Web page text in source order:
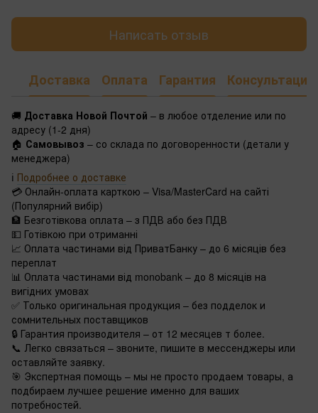
Написать отзыв
Доставка Оплата Гарантия Консультация
🚚 Доставка Новой Почтой – в любое отделение или по
адресу (1-2 дня)
🏠 Самовывоз – со склада по договоренности (детали у
менеджера)
ℹ️ Подробнее о доставке
💳 Онлайн-оплата карткою – Visa/MasterCard на сайті
(Популярний вибір)
🏦 Безготівкова оплата – з ПДВ або без ПДВ
💵 Готівкою при отриманні
📈 Оплата частинами від ПриватБанку – до 6 місяців без
переплат
📊 Оплата частинами від monobank – до 8 місяців на
вигідних умовах
✅ Только оригинальная продукция – без подделок и
сомнительных поставщиков
🔒 Гарантия производителя – от 12 месяцев т более.
📞 Легко связаться – звоните, пишите в мессенджеры или
оставляйте заявку.
🎯 Экспертная помощь – мы не просто продаем товары, а
подбираем лучшее решение именно для ваших
потребностей.